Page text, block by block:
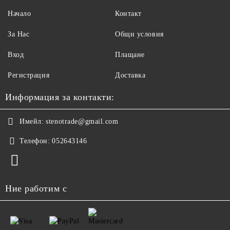
Начало
За Нас
Вход
Регистрация
Контакт
Общи условия
Плащане
Доставка
Информация за контакти:
Имейл: stenotrade@gmail.com
Телефон: 052643146
Ние работим с